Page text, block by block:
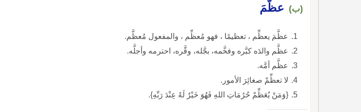
(ب) عظَّمَ
عظَّمَ يعظِّم ، تعظيمًا ، فهو مُعظِّم ، والمفعول مُعظَّم.
عظَّم والدَه كبَّره وفخَّمه، بجَّله، وقَّره، احترمه وأجلَّه.
عظَّم أمَّه.
لا تعظِّمْ صغائِرَ الأمور.
{وَمَنْ يُعَظِّمْ حُرُمَاتِ اللهِ فَهُوَ خَيْرٌ لَهُ عِنْدَ رَبِّهِ}.